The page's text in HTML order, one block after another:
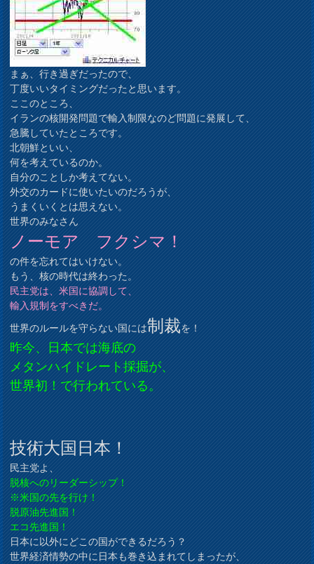
まぁ、行き過ぎだったので、
丁度いいタイミングだったと思います。
ここのところ、
イランの核開発問題で輸入制限なのど問題に発展して、
急騰していたところです。
北朝鮮といい、
何を考えているのか。
自分のことしか考えてない。
外交のカードに使いたいのだろうが、
うまくいくとは思えない。
世界のみなさん
ノーモア フクシマ！
の件を忘れてはいけない。
もう、核の時代は終わった。
民主党は、米国に協調して、
輸入規制をすべきだ。
世界のルールを守らない国には制裁を！
昨今、日本では海底の
メタンハイドレート採掘が、
世界初！で行われている。
技術大国日本！
民主党よ、
脱核へのリーダーシップ！
※米国の先を行け！
脱原油先進国！
エコ先進国！
日本に以外にどこの国ができるだろう？
世界経済情勢の中に日本も巻き込まれてしまったが、